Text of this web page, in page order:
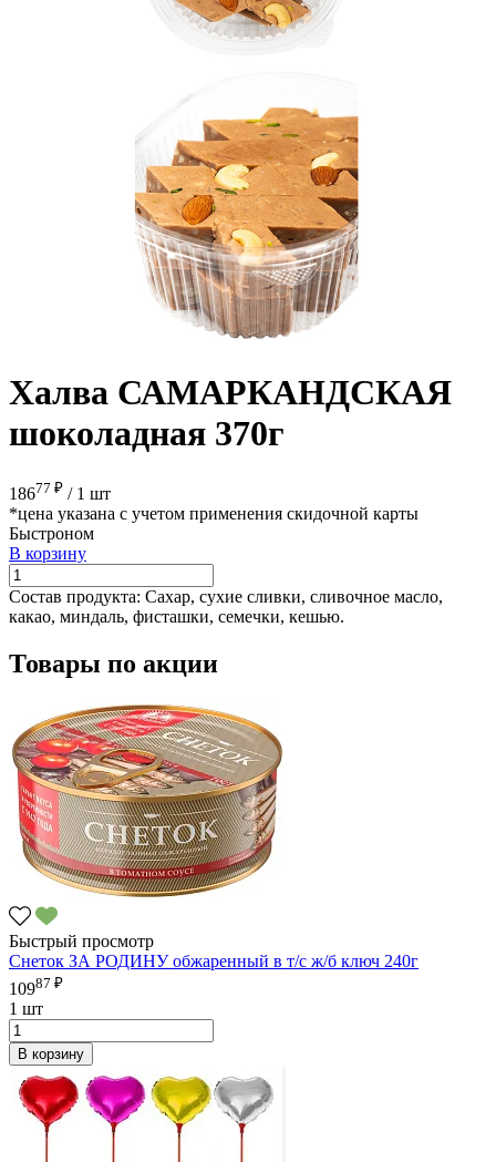
Халва САМАРКАНДСКАЯ
шоколадная 370г
18677 ₽ / 1 шт
*цена указана с учетом применения скидочной карты
Быстроном
В корзину
Состав продукта: Сахар, сухие сливки, сливочное масло,
какао, миндаль, фисташки, семечки, кешью.
Товары по акции
Быстрый просмотр
Снеток ЗА РОДИНУ обжаренный в т/с ж/б ключ 240г
10987 ₽
1 шт
В корзину